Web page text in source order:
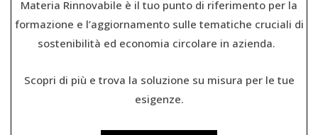
Materia Rinnovabile è il tuo punto di riferimento per la
formazione e l’aggiornamento sulle tematiche cruciali di
sostenibilità ed economia circolare in azienda.
Scopri di più e trova la soluzione su misura per le tue
esigenze.